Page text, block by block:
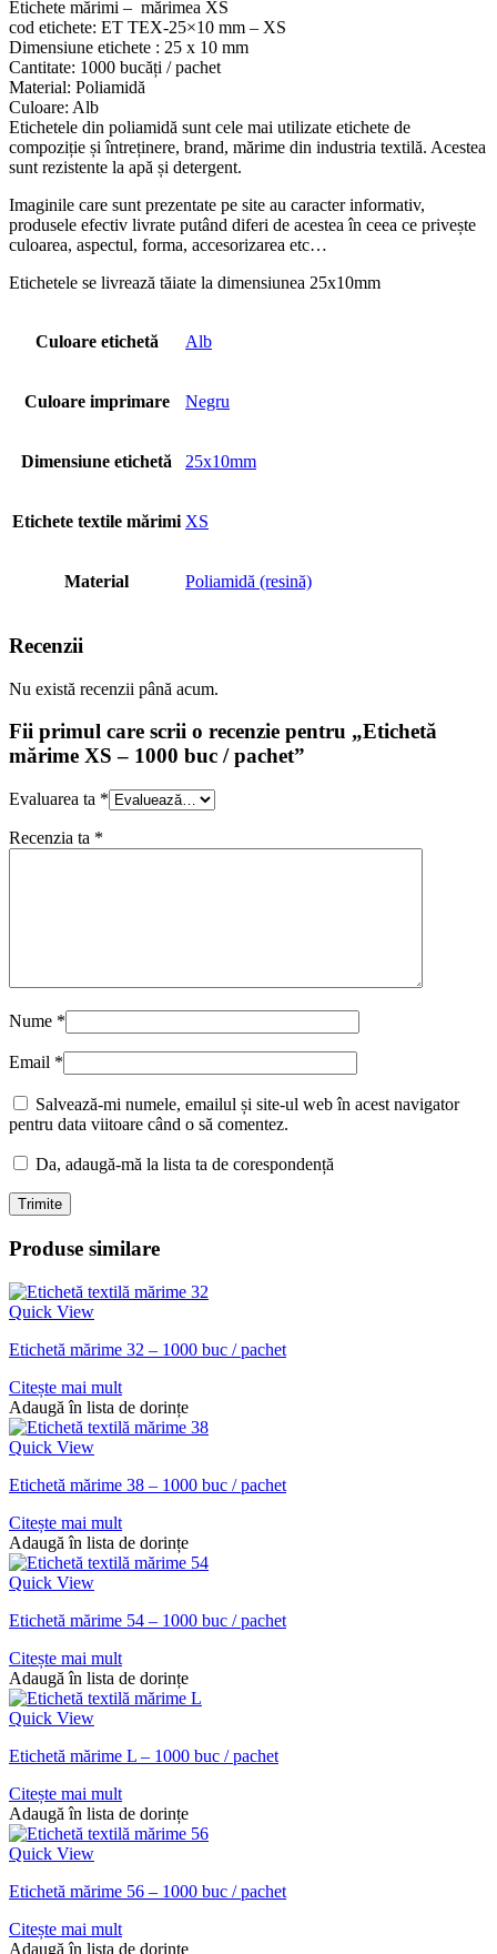
Etichete mărimi – mărimea XS
cod etichete: ET TEX-25×10 mm – XS
Dimensiune etichete : 25 x 10 mm
Cantitate: 1000 bucăți / pachet
Material: Poliamidă
Culoare: Alb
Etichetele din poliamidă sunt cele mai utilizate etichete de
compoziție și întreținere, brand, mărime din industria textilă. Acestea
sunt rezistente la apă și detergent.
Imaginile care sunt prezentate pe site au caracter informativ,
produsele efectiv livrate putând diferi de acestea în ceea ce privește
culoarea, aspectul, forma, accesorizarea etc…
Etichetele se livrează tăiate la dimensiunea 25x10mm
Culoare etichetă Alb
Culoare imprimare Negru
Dimensiune etichetă 25x10mm
Etichete textile mărimi XS
Material Poliamidă (resină)
Recenzii
Nu există recenzii până acum.
Fii primul care scrii o recenzie pentru „Etichetă
mărime XS – 1000 buc / pachet”
Evaluarea ta *
Recenzia ta *
Nume *
Email *
Salvează-mi numele, emailul și site-ul web în acest navigator
pentru data viitoare când o să comentez.
Da, adaugă-mă la lista ta de corespondență
Produse similare
Quick View
Etichetă mărime 32 – 1000 buc / pachet
Citește mai mult
Adaugă în lista de dorințe
Quick View
Etichetă mărime 38 – 1000 buc / pachet
Citește mai mult
Adaugă în lista de dorințe
Quick View
Etichetă mărime 54 – 1000 buc / pachet
Citește mai mult
Adaugă în lista de dorințe
Quick View
Etichetă mărime L – 1000 buc / pachet
Citește mai mult
Adaugă în lista de dorințe
Quick View
Etichetă mărime 56 – 1000 buc / pachet
Citește mai mult
Adaugă în lista de dorințe